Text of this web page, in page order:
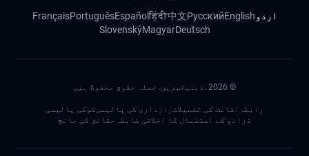
اردو English
Русский
中文
हिंदी
Español
Português
Français
Deutsch
Magyar
Slovenský
©
2026 .دبئیخبریں. جملہ حقوق محفوظ ہیں
رابطہ اشاعت کی تفصیلاترازداری کی پالیسیکوکی پالیسی
ذرائع کے استعمال کا اخلاقی ضابطہ حقائق کی جانچ